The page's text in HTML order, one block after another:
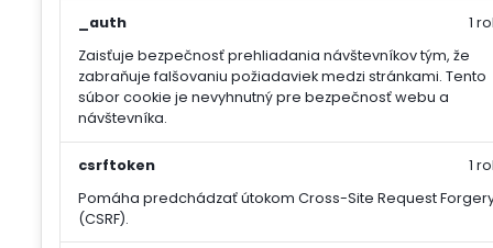
_auth
Zaisťuje bezpečnosť prehliadania návštevníkov tým, že
zabraňuje falšovaniu požiadaviek medzi stránkami. Tento
súbor cookie je nevyhnutný pre bezpečnosť webu a
návštevníka.
1
csrftoken
Pomáha predchádzať útokom Cross-Site Request
(CSRF).
1